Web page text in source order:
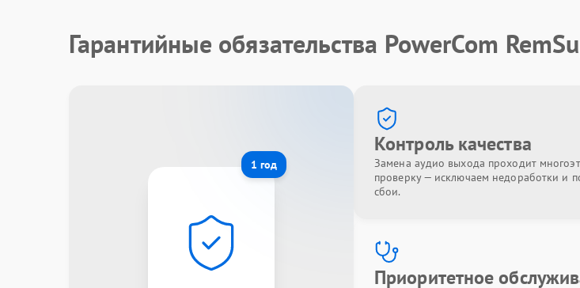
Гарантийные обязательства PowerCom
1 год
Контроль качества
Замена аудио выхода проходит
проверку — исключаем недоработки и
сбои.
Приоритетное